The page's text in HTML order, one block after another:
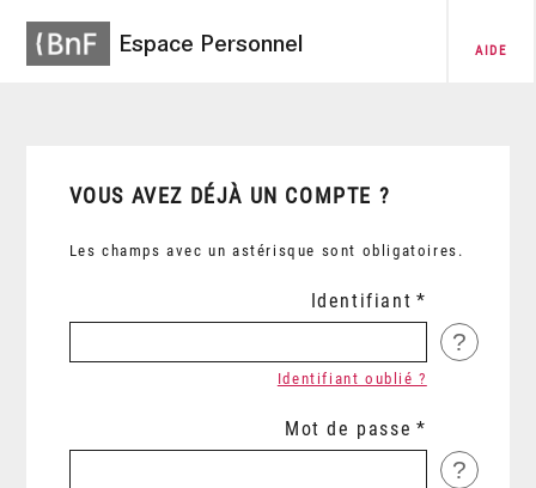
Espace Personnel AIDE
VOUS AVEZ DÉJÀ UN COMPTE ?
Les champs avec un astérisque sont obligatoires.
Identifiant
?
Identifiant oublié ?
Mot de passe
?